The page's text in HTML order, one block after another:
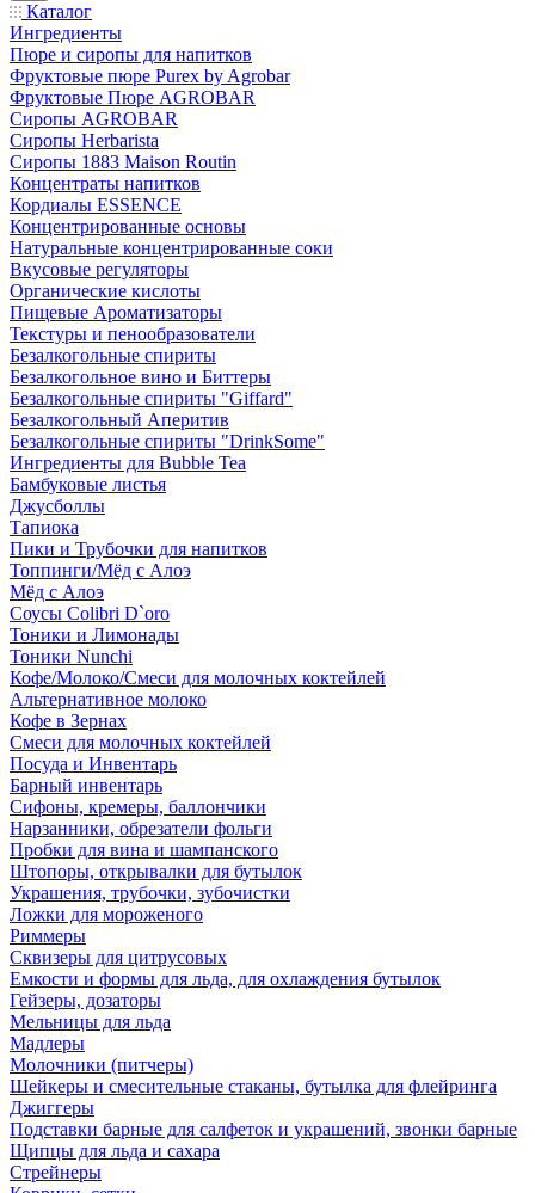
Каталог
Ингредиенты
Пюре и сиропы для напитков
Фруктовые пюре Purex by Agrobar
Фруктовые Пюре AGROBAR
Сиропы AGROBAR
Сиропы Herbarista
Сиропы 1883 Maison Routin
Концентраты напитков
Кордиалы ESSENCE
Концентрированные основы
Натуральные концентрированные соки
Вкусовые регуляторы
Органические кислоты
Пищевые Ароматизаторы
Текстуры и пенообразователи
Безалкогольные спириты
Безалкогольное вино и Биттеры
Безалкогольные спириты "Giffard"
Безалкогольный Аперитив
Безалкогольные спириты "DrinkSome"
Ингредиенты для Bubble Tea
Бамбуковые листья
Джусболлы
Тапиока
Пики и Трубочки для напитков
Топпинги/Мёд с Алоэ
Мёд с Алоэ
Соусы Colibri D`oro
Тоники и Лимонады
Тоники Nunchi
Кофе/Молоко/Смеси для молочных коктейлей
Альтернативное молоко
Кофе в Зернах
Смеси для молочных коктейлей
Посуда и Инвентарь
Барный инвентарь
Сифоны, кремеры, баллончики
Нарзанники, обрезатели фольги
Пробки для вина и шампанского
Штопоры, открывалки для бутылок
Украшения, трубочки, зубочистки
Ложки для мороженого
Риммеры
Сквизеры для цитрусовых
Емкости и формы для льда, для охлаждения бутылок
Гейзеры, дозаторы
Мельницы для льда
Мадлеры
Молочники (питчеры)
Шейкеры и смесительные стаканы, бутылка для флейринга
Джиггеры
Подставки барные для салфеток и украшений, звонки барные
Щипцы для льда и сахара
Стрейнеры